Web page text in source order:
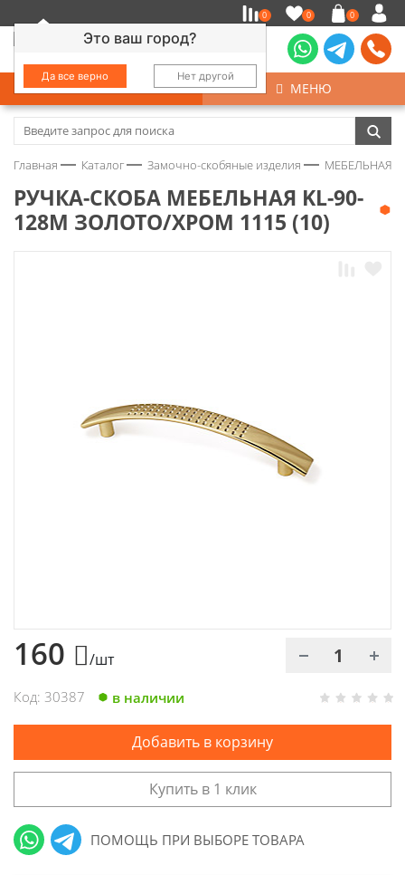
Это ваш город?
Да все верно Нет другой
0 0 0
КАТАЛОГ МЕНЮ
Замочно-скобяные изделия
Колеса
Главная Каталог Замочно-скобяные изделия МЕБЕЛЬНАЯ
РУЧКА-СКОБА МЕБЕЛЬНАЯ KL-90-
128М ЗОЛОТО/ХРОМ 1115 (10)
160 /шт
Код: 30387 в наличии
Добавить в корзину
Купить в 1 клик
ПОМОЩЬ ПРИ ВЫБОРЕ ТОВАРА